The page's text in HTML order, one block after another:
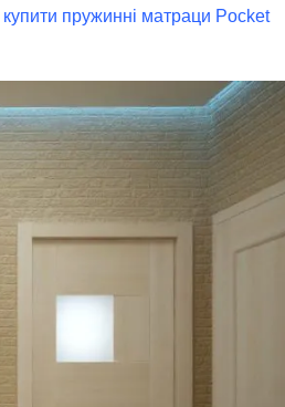
купити пружинні матраци Pocket